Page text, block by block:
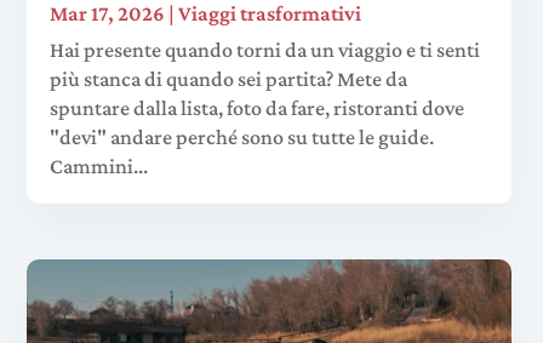
Mar 17, 2026 |Viaggi trasformativi
Hai presente quando torni da un viaggio e ti senti
più stanca di quando sei partita? Mete da
spuntare dalla lista, foto da fare, ristoranti dove
"devi" andare perché sono su tutte le guide.
Cammini...